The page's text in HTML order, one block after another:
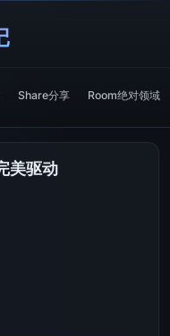
Share分享 Room绝对领域
美驱动